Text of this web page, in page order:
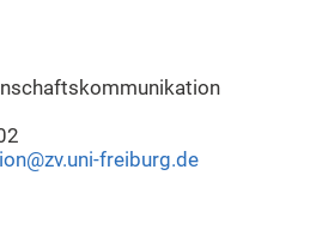
freiburg.de